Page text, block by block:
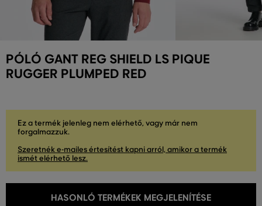
PÓLÓ GANT REG SHIELD LS PIQUE
RUGGER PLUMPED RED
Ez a termék jelenleg nem elérhető, vagy már nem
forgalmazzuk.
Szeretnék e-mailes értesítést kapni arról, amikor a termék
ismét elérhető lesz.
HASONLÓ TERMÉKEK MEGJELENÍTÉSE